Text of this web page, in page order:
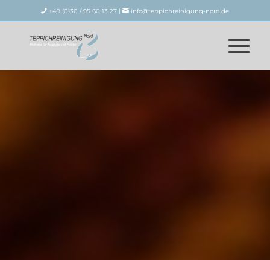
+49 (0)30 / 95 60 13 27 | info@teppichreinigung-nord.de